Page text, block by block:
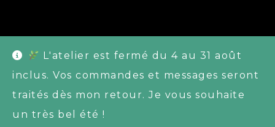
L'atelier est fermé du 4 au 31 août
inclus. Vos commandes et messages seront
traités dès mon retour. Je vous souhaite
un très bel été !